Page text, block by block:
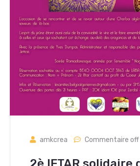
amkcrea Commentaire off